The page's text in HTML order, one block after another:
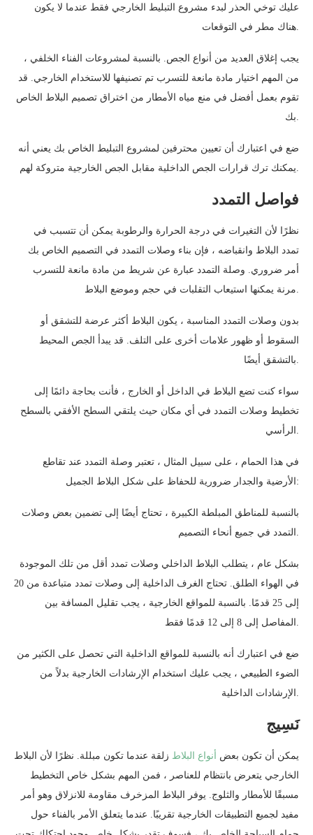
عليك توخي الحذر لبدء مشروع التبليط الخارجي فقط عندما لا يكون
يجب إغلاق العديد من أنواع الجص. بالنسبة لمشروعات الفناء الخلفي ،
من المهم اختيار مادة مانعة للتسرب تم تصنيفها للاستخدام الخارجي. قد
تقوم بعمل أفضل في منع مياه الأمطار من اختراق تصميم البلاط الخاص
ضع في اعتبارك أن تعيين محترفين لمشروع التبليط الخاص بك يعني أنه
فواصل التمدد
نظرًا لأن التغيرات في درجة الحرارة والرطوبة يمكن أن تتسبب في
تمدد البلاط وانقباضه ، فإن بناء وصلات التمدد في التصميم الخاص بك
أمر ضروري. وصلة التمدد عبارة عن شريط من مادة مانعة للتسرب
بدون وصلات التمدد المناسبة ، يكون البلاط أكثر عرضة للتشقق أو
السقوط أو ظهور علامات أخرى على التلف. قد يبدأ الجص المحيط
سواء كنت تضع البلاط في الداخل أو الخارج ، فأنت بحاجة دائمًا إلى
تخطيط وصلات التمدد في أي مكان حيث يلتقي السطح الأفقي بالسطح
في هذا الحمام ، على سبيل المثال ، تعتبر وصلة التمدد عند تقاطع
الأرضية والجدار ضرورية للحفاظ على شكل البلاط الجميل:
بالنسبة للمناطق المبلطة الكبيرة ، تحتاج أيضًا إلى تضمين بعض وصلات
بشكل عام ، يتطلب البلاط الداخلي وصلات تمدد أقل من تلك الموجودة
في الهواء الطلق. تحتاج الغرف الداخلية إلى وصلات تمدد متباعدة من 20
إلى 25 قدمًا. بالنسبة للمواقع الخارجية ، يجب تقليل المسافة بين
ضع في اعتبارك أنه بالنسبة للمواقع الداخلية التي تحصل على الكثير من
الضوء الطبيعي ، يجب عليك استخدام الإرشادات الخارجية بدلاً من
نَسِيج
يمكن أن تكون بعض أنواع البلاط زلقة عندما تكون مبللة. نظرًا لأن البلاط
الخارجي يتعرض بانتظام للعناصر ، فمن المهم بشكل خاص التخطيط
مسبقًا للأمطار والثلوج. يوفر البلاط المزخرف مقاومة للانزلاق وهو أمر
مفيد لجميع التطبيقات الخارجية تقريبًا. عندما يتعلق الأمر بالفناء حول